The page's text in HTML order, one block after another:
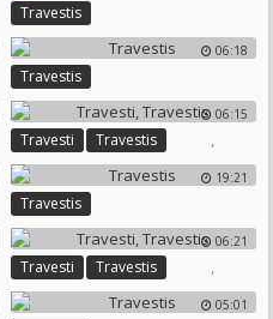
Travestis
06:18
Travestis
06:15
Travesti ,
Travestis
19:21
Travestis
06:21
Travesti ,
Travestis
05:01